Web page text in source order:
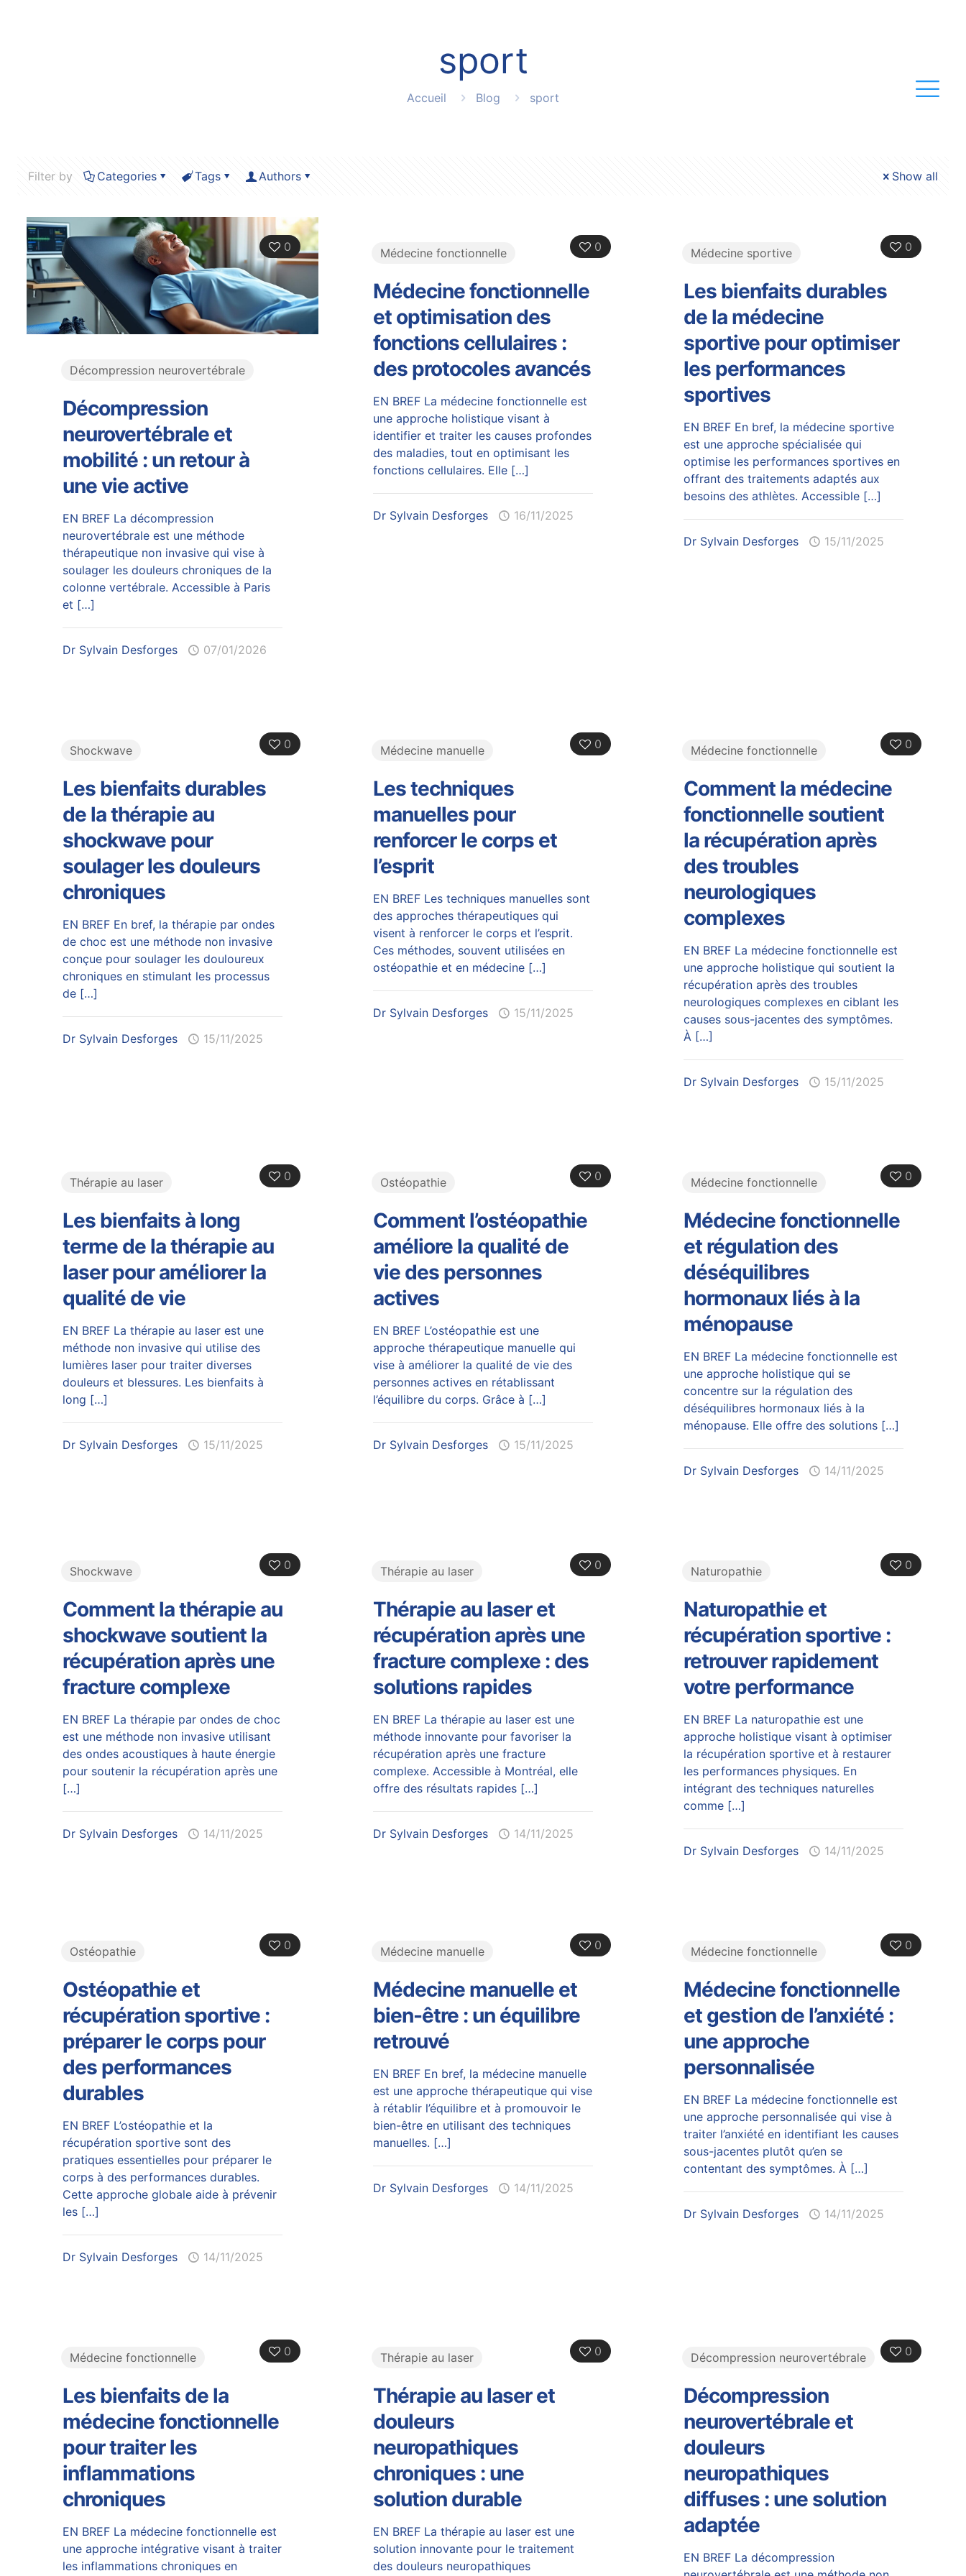
sport
Accueil Blog sport
Filter by Categories Tags Authors Show all
0
Décompression neurovertébrale
Décompression
neurovertébrale et
mobilité : un retour à
une vie active
EN BREF La décompression
neurovertébrale est une méthode
thérapeutique non invasive qui vise à
soulager les douleurs chroniques de la
colonne vertébrale. Accessible à Paris
et […]
Dr Sylvain Desforges 07/01/2026
0
Médecine fonctionnelle
Médecine fonctionnelle
et optimisation des
fonctions cellulaires :
des protocoles avancés
EN BREF La médecine fonctionnelle est
une approche holistique visant à
identifier et traiter les causes profondes
des maladies, tout en optimisant les
fonctions cellulaires. Elle[…]
Dr Sylvain Desforges 16/11/2025
0
Médecine sportive
Les bienfaits durables
de la médecine
sportive pour optimiser
les performances
sportives
EN BREF En bref, la médecine sportive
est une approche spécialisée qui
optimise les performances sportives en
offrant des traitements adaptés aux
besoins des athlètes. Accessible[…]
Dr Sylvain Desforges 15/11/2025
0
Shockwave
Les bienfaits durables
de la thérapie au
shockwave pour
soulager les douleurs
chroniques
EN BREF En bref, la thérapie par ondes
de choc est une méthode non invasive
conçue pour soulager les douloureux
chroniques en stimulant les processus
de[…]
Dr Sylvain Desforges 15/11/2025
0
Médecine manuelle
Les techniques
manuelles pour
renforcer le corps et
l’esprit
EN BREF Les techniques manuelles sont
des approches thérapeutiques qui
visent à renforcer le corps et l’esprit.
Ces méthodes, souvent utilisées en
ostéopathie et en médecine[…]
Dr Sylvain Desforges 15/11/2025
0
Médecine fonctionnelle
Comment la médecine
fonctionnelle soutient
la récupération après
des troubles
neurologiques
complexes
EN BREF La médecine fonctionnelle est
une approche holistique qui soutient la
récupération après des troubles
neurologiques complexes en ciblant les
causes sous-jacentes des symptômes.
À […]
Dr Sylvain Desforges 15/11/2025
0
Thérapie au laser
Les bienfaits à long
terme de la thérapie au
laser pour améliorer la
qualité de vie
EN BREF La thérapie au laser est une
méthode non invasive qui utilise des
lumières laser pour traiter diverses
douleurs et blessures. Les bienfaits à
long […]
Dr Sylvain Desforges 15/11/2025
0
Ostéopathie
Comment l’ostéopathie
améliore la qualité de
vie des personnes
actives
EN BREF L’ostéopathie est une
approche thérapeutique manuelle qui
vise à améliorer la qualité de vie des
personnes actives en rétablissant
l’équilibre du corps. Grâce à […]
Dr Sylvain Desforges 15/11/2025
0
Médecine fonctionnelle
Médecine fonctionnelle
et régulation des
déséquilibres
hormonaux liés à la
ménopause
EN BREF La médecine fonctionnelle est
une approche holistique qui se
concentre sur la régulation des
déséquilibres hormonaux liés à la
ménopause. Elle offre des solutions[…]
Dr Sylvain Desforges 14/11/2025
0
Shockwave
Comment la thérapie au
shockwave soutient la
récupération après une
fracture complexe
EN BREF La thérapie par ondes de choc
est une méthode non invasive utilisant
des ondes acoustiques à haute énergie
pour soutenir la récupération après une
[…]
Dr Sylvain Desforges 14/11/2025
0
Thérapie au laser
Thérapie au laser et
récupération après une
fracture complexe : des
solutions rapides
EN BREF La thérapie au laser est une
méthode innovante pour favoriser la
récupération après une fracture
complexe. Accessible à Montréal, elle
offre des résultats rapides[…]
Dr Sylvain Desforges 14/11/2025
0
Naturopathie
Naturopathie et
récupération sportive :
retrouver rapidement
votre performance
EN BREF La naturopathie est une
approche holistique visant à optimiser
la récupération sportive et à restaurer
les performances physiques. En
intégrant des techniques naturelles
comme[…]
Dr Sylvain Desforges 14/11/2025
0
Ostéopathie
Ostéopathie et
récupération sportive :
préparer le corps pour
des performances
durables
EN BREF L’ostéopathie et la
récupération sportive sont des
pratiques essentielles pour préparer le
corps à des performances durables.
Cette approche globale aide à prévenir
les[…]
Dr Sylvain Desforges 14/11/2025
0
Médecine manuelle
Médecine manuelle et
bien-être : un équilibre
retrouvé
EN BREF En bref, la médecine manuelle
est une approche thérapeutique qui vise
à rétablir l’équilibre et à promouvoir le
bien-être en utilisant des techniques
manuelles. […]
Dr Sylvain Desforges 14/11/2025
0
Médecine fonctionnelle
Médecine fonctionnelle
et gestion de l’anxiété :
une approche
personnalisée
EN BREF La médecine fonctionnelle est
une approche personnalisée qui vise à
traiter l’anxiété en identifiant les causes
sous-jacentes plutôt qu’en se
contentant des symptômes. À […]
Dr Sylvain Desforges 14/11/2025
0
Médecine fonctionnelle
Les bienfaits de la
médecine fonctionnelle
pour traiter les
inflammations
chroniques
EN BREF La médecine fonctionnelle est
une approche intégrative visant à traiter
les inflammations chroniques en
0
Thérapie au laser
Thérapie au laser et
douleurs
neuropathiques
chroniques : une
solution durable
EN BREF La thérapie au laser est une
solution innovante pour le traitement
des douleurs neuropathiques
0
Décompression neurovertébrale
Décompression
neurovertébrale et
douleurs
neuropathiques
diffuses : une solution
adaptée
EN BREF La décompression